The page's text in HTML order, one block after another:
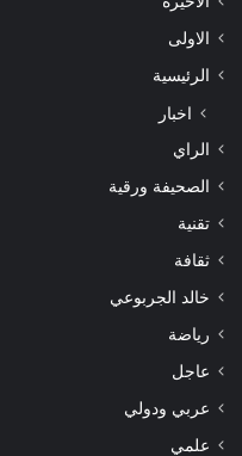
الاولى
الرئيسية
اخبار
الراي
الصحيفة ورقية
تقنية
ثقافة
خالد الجربوعي
رياضة
عاجل
عربي ودولي
علمي